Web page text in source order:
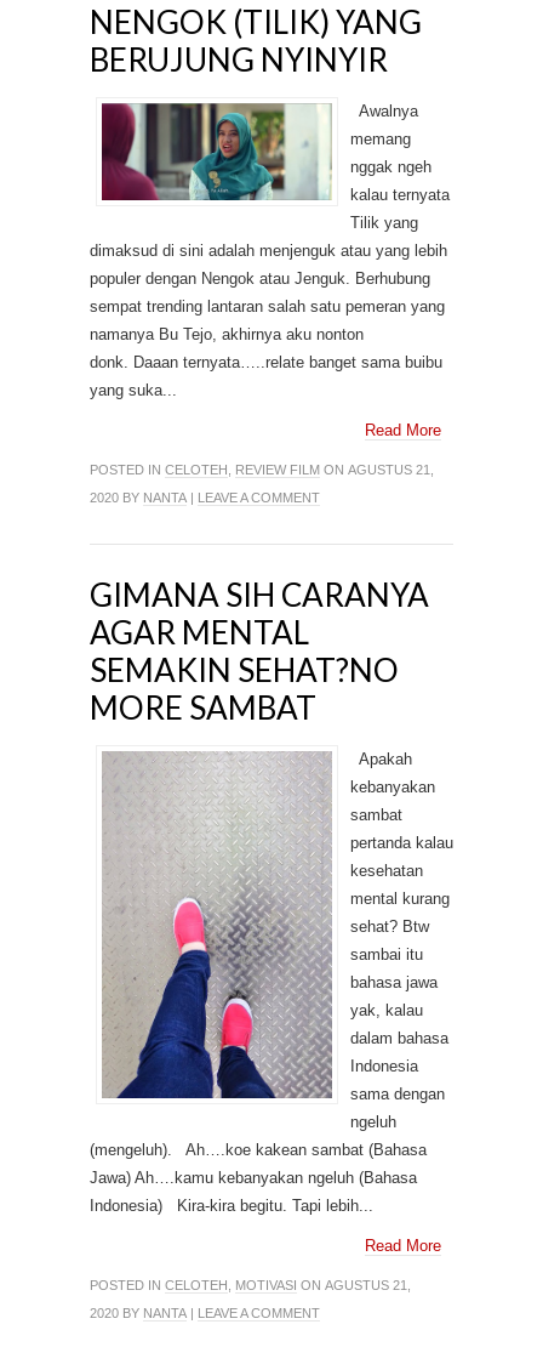
NENGOK (TILIK) YANG
BERUJUNG NYINYIR
Awalnya
memang
nggak ngeh
kalau ternyata
Tilik yang
dimaksud di sini adalah menjenguk atau yang lebih
populer dengan Nengok atau Jenguk. Berhubung
sempat trending lantaran salah satu pemeran yang
namanya Bu Tejo, akhirnya aku nonton
donk. Daaan ternyata…..relate banget sama buibu
yang suka...
Read More
POSTED IN CELOTEH REVIEW FILM ON AGUSTUS 21,
2020 BY NANTA | LEAVE A COMMENT
GIMANA SIH CARANYA
AGAR MENTAL
SEMAKIN SEHAT?NO
MORE SAMBAT
Apakah
kebanyakan
sambat
pertanda kalau
kesehatan
mental kurang
sehat? Btw
sambai itu
bahasa jawa
yak, kalau
dalam bahasa
Indonesia
sama dengan
ngeluh
(mengeluh). Ah….koe kakean sambat (Bahasa
Jawa) Ah….kamu kebanyakan ngeluh (Bahasa
Indonesia) Kira-kira begitu. Tapi lebih...
Read More
POSTED IN CELOTEH MOTIVASI ON AGUSTUS 21,
2020 BY NANTA | LEAVE A COMMENT